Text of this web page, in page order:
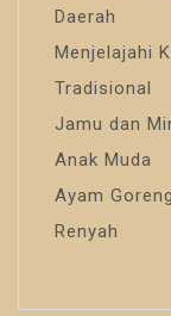
Daerah
Menjelajahi
Tradisional
Jamu dan
Anak Muda
Ayam
Renyah